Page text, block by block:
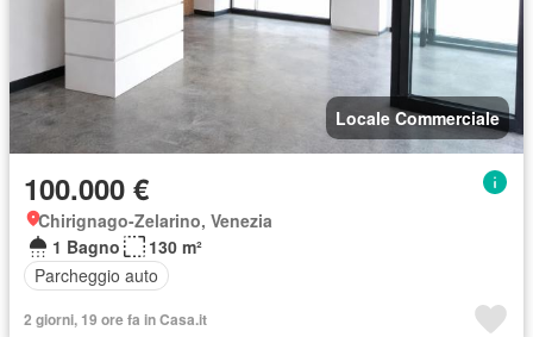
Locale Commerciale
100.000 €
Chirignago-Zelarino, Venezia
1 Bagno
130 m²
Parcheggio auto
2 giorni, 19 ore fa in Casa.it